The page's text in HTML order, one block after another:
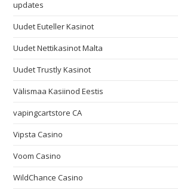
updates
Uudet Euteller Kasinot
Uudet Nettikasinot Malta
Uudet Trustly Kasinot
Välismaa Kasiinod Eestis
vapingcartstore CA
Vipsta Casino
Voom Casino
WildChance Casino